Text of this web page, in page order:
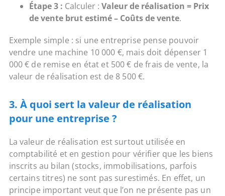
Étape 3 : Calculer : Valeur de réalisation = Prix
de vente brut estimé – Coûts de vente.
Exemple simple : si une entreprise pense pouvoir
vendre une machine 10 000 €, mais doit dépenser 1
000 € de remise en état et 500 € de frais de vente, la
valeur de réalisation est de 8 500 €.
3. À quoi sert la valeur de réalisation
pour une entreprise ?
La valeur de réalisation est surtout utilisée en
comptabilité et en gestion pour vérifier que les biens
inscrits au bilan (stocks, immobilisations, parfois
certains titres) ne sont pas surestimés. En effet, un
principe important veut que l’on ne présente pas un